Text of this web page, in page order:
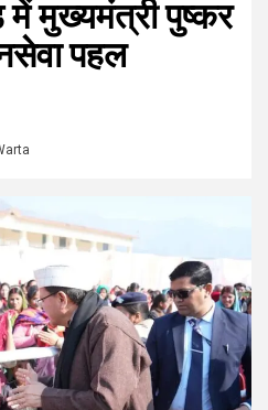
में मुख्यमंत्री पुष्कर
पहल